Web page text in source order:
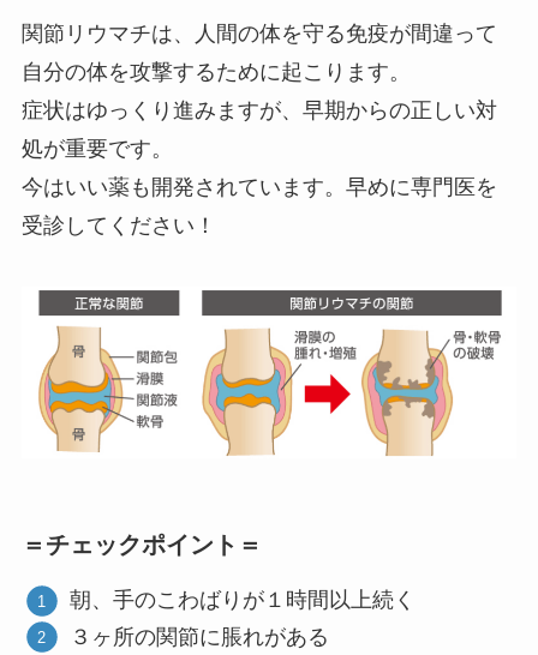
関節リウマチは、人間の体を守る免疫が間違って
自分の体を攻撃するために起こります。
症状はゆっくり進みますが、早期からの正しい対
処が重要です。
今はいい薬も開発されています。早めに専門医を
受診してください！
＝チェックポイント＝
朝、手のこわばりが１時間以上続く
３ヶ所の関節に脹れがある